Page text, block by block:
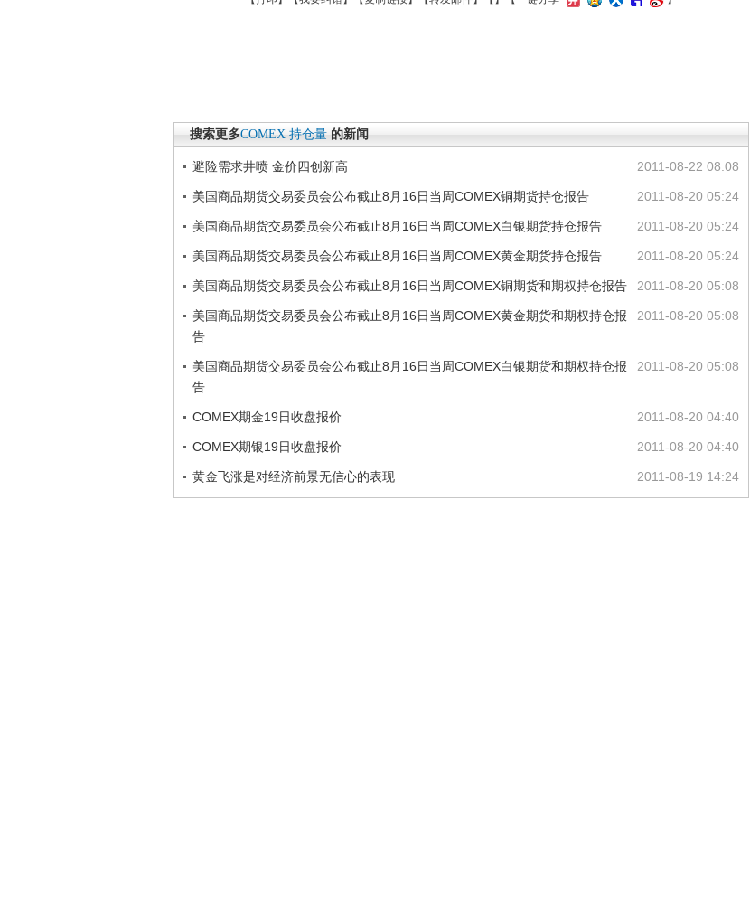
搜索更多COMEX 持仓量 的新闻
2011-08-22 08:08
避险需求井喷 金价四创新高
2011-08-20 05:24
美国商品期货交易委员会公布截止8月16日当周COMEX铜期货持仓报告
2011-08-20 05:24
美国商品期货交易委员会公布截止8月16日当周COMEX白银期货持仓报告
2011-08-20 05:24
美国商品期货交易委员会公布截止8月16日当周COMEX黄金期货持仓报告
2011-08-20 05:08
美国商品期货交易委员会公布截止8月16日当周COMEX铜期货和期权持仓报告
2011-08-20 05:08
美国商品期货交易委员会公布截止8月16日当周COMEX黄金期货和期权持仓报
告
2011-08-20 05:08
美国商品期货交易委员会公布截止8月16日当周COMEX白银期货和期权持仓报
告
2011-08-20 04:40
COMEX期金19日收盘报价
2011-08-20 04:40
COMEX期银19日收盘报价
2011-08-19 14:24
黄金飞涨是对经济前景无信心的表现